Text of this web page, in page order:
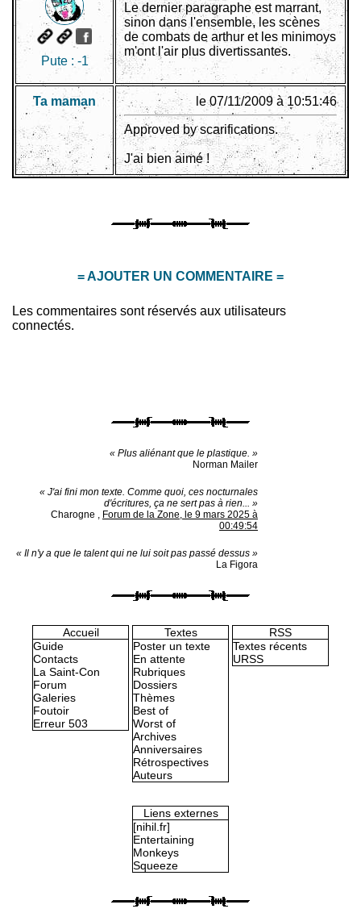
Pute : -1
Le dernier paragraphe est marrant,
sinon dans l'ensemble, les scènes
de combats de arthur et les minimoys
m'ont l'air plus divertissantes.
Ta maman le 07/11/2009 à 10:51:46
Approved by scarifications.
J'ai bien aimé !
= AJOUTER UN COMMENTAIRE =
Les commentaires sont réservés aux utilisateurs
connectés.
« Plus aliénant que le plastique. »
Norman Mailer
« J'ai fini mon texte. Comme quoi, ces nocturnales
d'écritures, ça ne sert pas à rien... »
Charogne , Forum de la Zone, le 9 mars 2025 à
00:49:54
« Il n'y a que le talent qui ne lui soit pas passé dessus »
La Figora
Accueil
Guide
Contacts
La Saint-Con
Forum
Galeries
Foutoir
Erreur 503
Textes
Poster un texte
En attente
Rubriques
Dossiers
Thèmes
Best of
Worst of
Archives
Anniversaires
Rétrospectives
Auteurs
RSS
Textes récents
URSS
Liens externes
[nihil.fr]
Entertaining
Monkeys
Squeeze